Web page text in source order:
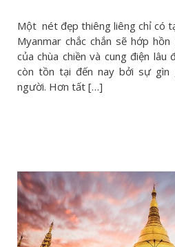
Một nét đẹp thiêng liêng chỉ có
Myanmar chắc chắn sẽ hớp
của chùa chiền và cung điện lâu
còn tồn tại đến nay bởi sự gìn
người. Hơn tất […]